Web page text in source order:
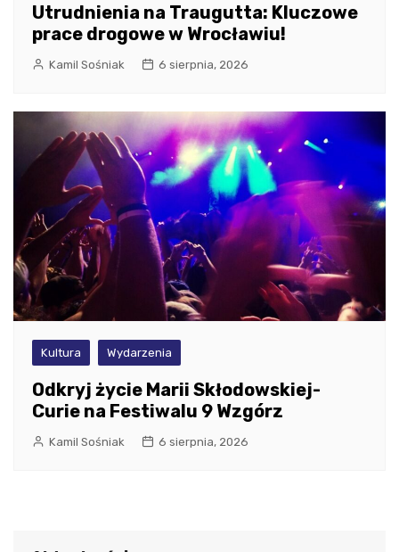
Utrudnienia na Traugutta: Kluczowe
prace drogowe w Wrocławiu!
Kamil Sośniak 6 sierpnia, 2026
Kultura Wydarzenia
Odkryj życie Marii Skłodowskiej-
Curie na Festiwalu 9 Wzgórz
Kamil Sośniak 6 sierpnia, 2026